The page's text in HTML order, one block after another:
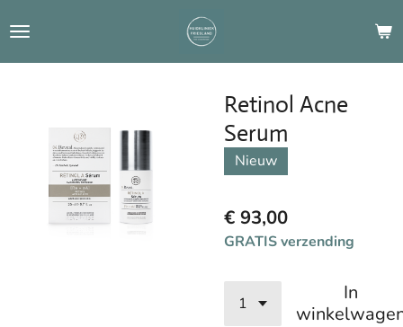
direct
naar
Retinol Acne
Serum
Nieuw
€ 93,00
GRATIS verzending
In